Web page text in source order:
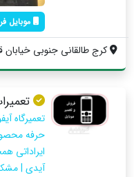
موبایل
کرج طالقانی جنوبی خیابان
حرفه
ایراداتی
آیدی |